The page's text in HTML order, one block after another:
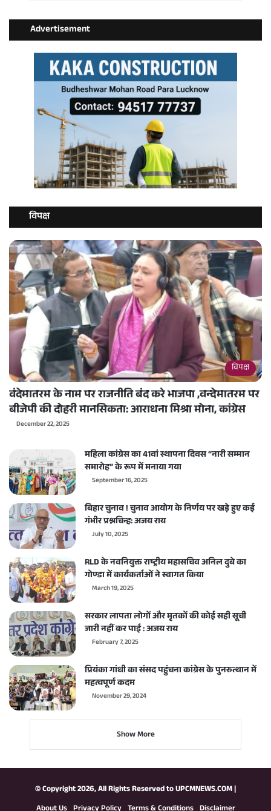
Advertisement
विपक्ष
विपक्ष
वंदेमातरम के नाम पर राजनीति बंद करे भाजपा ,वन्देमातरम पर
बीजेपी की दोहरी मानसिकता: आराधना मिश्रा मोना, कांग्रेस
December 22, 2025
महिला कांग्रेस का 41वां स्थापना दिवस “नारी सम्मान
समारोह” के रूप में मनाया गया
September 16, 2025
बिहार चुनाव ! चुनाव आयोग के निर्णय पर खड़े हुए कई
गंभीर प्रश्नचिन्ह: अजय राय
July 10, 2025
RLD के नवनियुक्त राष्ट्रीय महासचिव अनिल दुबे का
गोण्डा में कार्यकर्ताओं ने स्वागत किया
March 19, 2025
सरकार लापता लोगों और मृतकों की कोई सही सूची
जारी नहीं कर पाई : अजय राय
February 7, 2025
प्रियंका गांधी का संसद पहुंचना कांग्रेस के पुनरुत्थान में
महत्वपूर्ण कदम
November 29, 2024
Show More
© Copyright 2026, All Rights Reserved toUPCMNEWS.COM|